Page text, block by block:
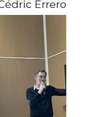
Errero